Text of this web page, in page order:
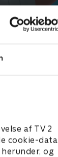
af TV 2
cookie-data
og